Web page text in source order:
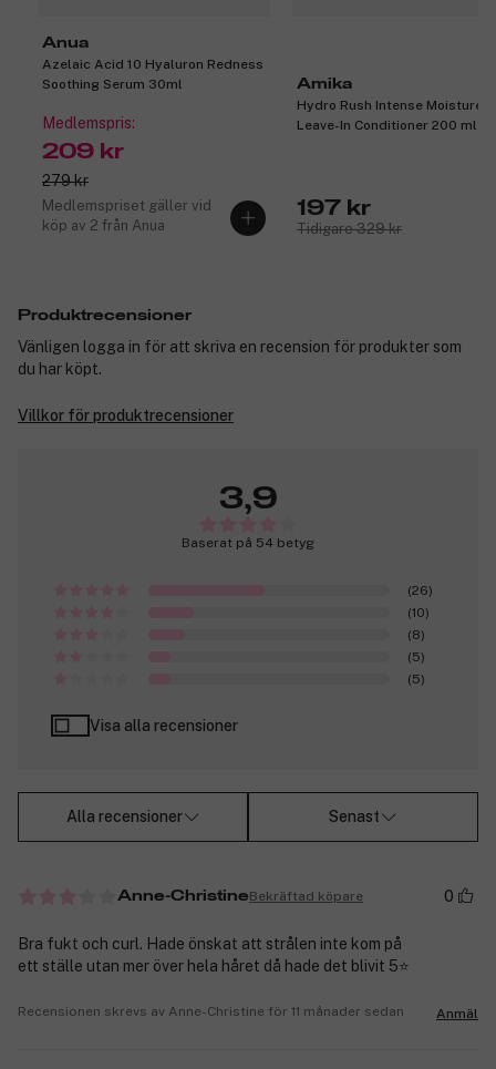
Anua
Azelaic Acid 10 Hyaluron Redness
Soothing Serum 30ml
Medlemspris:
209 kr
279 kr
Medlemspriset gäller vid
köp av 2 från Anua
Amika
Hydro Rush Intense Moisture
Leave-In Conditioner 200 ml
197 kr
Tidigare 329 kr
Produktrecensioner
Vänligen logga in för att skriva en recension för produkter som
du har köpt.
Villkor för produktrecensioner
3,9
Baserat på 54 betyg
(26)
(10)
(8)
(5)
(5)
Visa alla recensioner
Alla recensioner Senast
Anne-ChristineBekräftad köpare 0
Bra fukt och curl. Hade önskat att strålen inte kom på
ett ställe utan mer över hela håret då hade det blivit 5⭐️
Recensionen skrevs av Anne-Christine för 11 månader sedan Anmäl